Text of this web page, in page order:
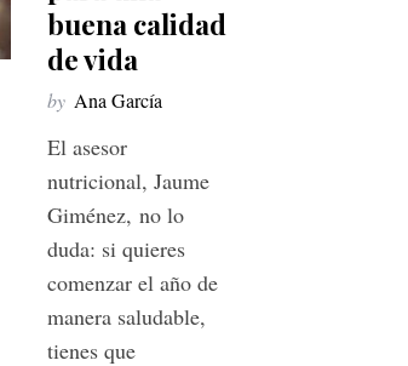
buena calidad
de vida
by Ana García
El asesor
nutricional, Jaume
Giménez, no lo
duda: si quieres
comenzar el año de
manera saludable,
tienes que